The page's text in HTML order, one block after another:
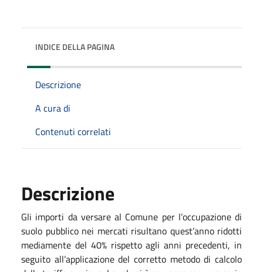
INDICE DELLA PAGINA
Descrizione
A cura di
Contenuti correlati
Descrizione
Gli importi da versare al Comune per l’occupazione di
suolo pubblico nei mercati risultano quest’anno ridotti
mediamente del 40% rispetto agli anni precedenti, in
seguito all’applicazione del corretto metodo di calcolo